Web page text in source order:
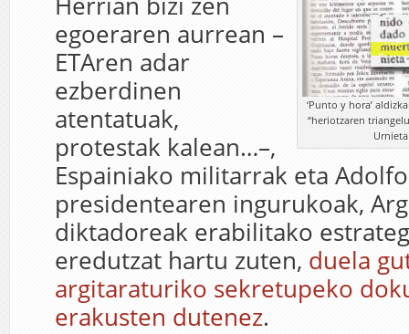
‘Punto y hora’
“heriotzaren
egoeraren aurrean –
ETAren adar
ezberdinen
atentatuak,
protestak kalean…–,
Espainiako militarrak eta
presidentearen ingurukoak,
diktadoreak erabilitako
eredutzat hartu zuten, duela
argitaraturiko sekretupeko
erakusten dutenez.